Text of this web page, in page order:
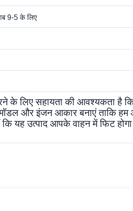
9-5 के लिए
के लिए सहायता की आवश्यकता है
मॉडल और इंजन आकार बनाएं ताकि
यह उत्पाद आपके वाहन में फिट